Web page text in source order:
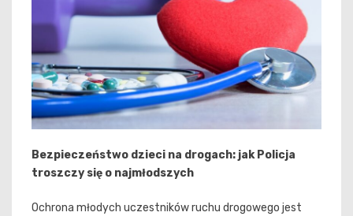
Bezpieczeństwo dzieci na drogach: jak Policja
troszczy się o najmłodszych
Ochrona młodych uczestników ruchu drogowego jest